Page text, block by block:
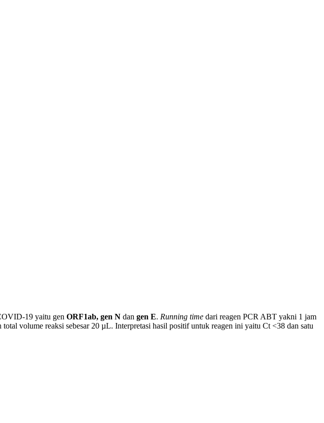
19 yaitu gen ORF1ab, gen N dan gen E. Running time dari reagen PCR ABT yakni 1 jam
volume reaksi sebesar 20 µL. Interpretasi hasil positif untuk reagen ini yaitu Ct <38 dan satu